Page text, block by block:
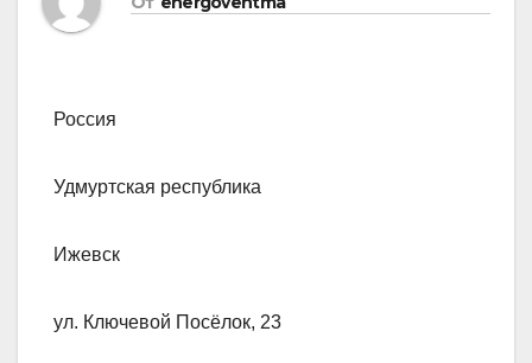
Россия
Удмуртская республика
Ижевск
ул. Ключевой Посёлок, 23